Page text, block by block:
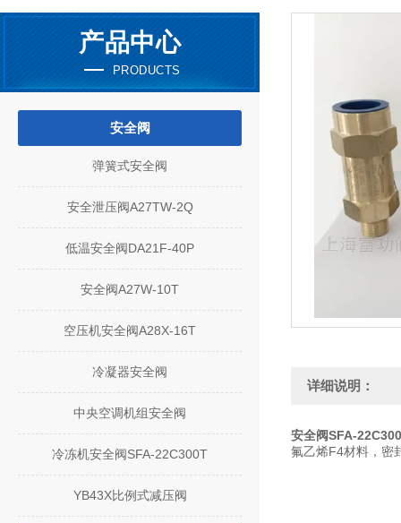
产品中心
PRODUCTS
安全阀
弹簧式安全阀
安全泄压阀A27TW-2Q
低温安全阀DA21F-40P
安全阀A27W-10T
空压机安全阀A28X-16T
冷凝器安全阀
中央空调机组安全阀
冷冻机安全阀SFA-22C300T
YB43X比例式减压阀
详细说明：
安全阀SFA-
氟乙烯F4材料，密